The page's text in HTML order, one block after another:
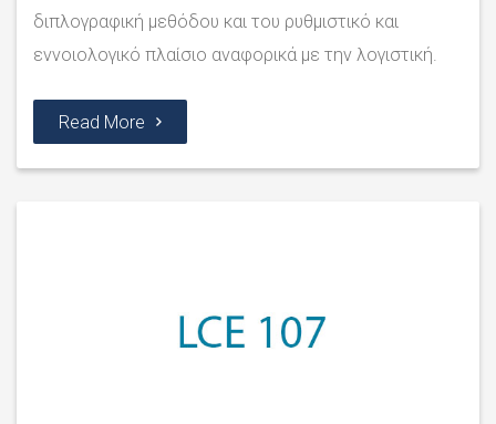
διπλογραφική μεθόδου και του ρυθμιστικό και
εννοιολογικό πλαίσιο αναφορικά με την λογιστική.
Read More